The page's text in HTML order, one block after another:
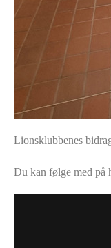
Lionsklubbenes
Du kan følge med på